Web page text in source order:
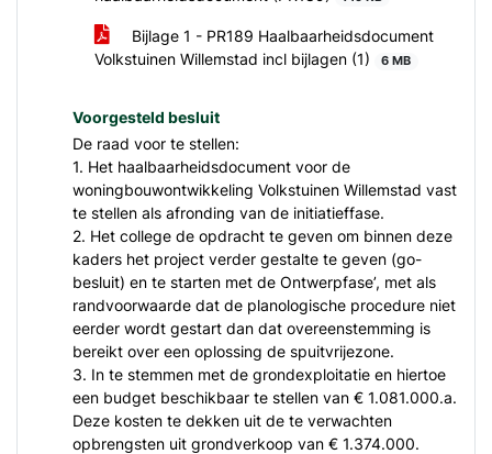
Bijlage 1 - PR189 Haalbaarheidsdocument
Volkstuinen Willemstad incl bijlagen (1)
6 MB
Voorgesteld besluit
De raad voor te stellen:
1. Het haalbaarheidsdocument voor de
woningbouwontwikkeling Volkstuinen Willemstad vast
te stellen als afronding van de initiatieffase.
2. Het college de opdracht te geven om binnen deze
kaders het project verder gestalte te geven (go-
besluit) en te starten met de Ontwerpfase’, met als
randvoorwaarde dat de planologische procedure niet
eerder wordt gestart dan dat overeenstemming is
bereikt over een oplossing de spuitvrijezone.
3. In te stemmen met de grondexploitatie en hiertoe
een budget beschikbaar te stellen van € 1.081.000.a.
Deze kosten te dekken uit de te verwachten
opbrengsten uit grondverkoop van € 1.374.000.